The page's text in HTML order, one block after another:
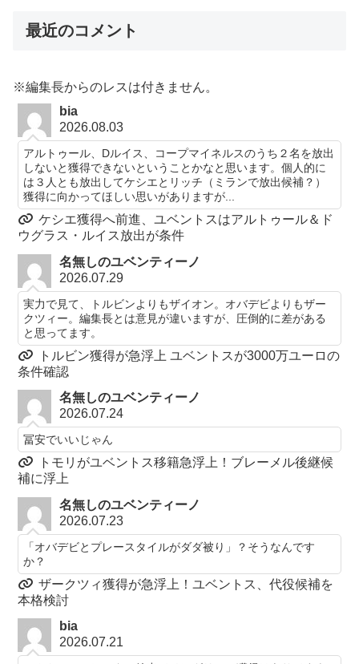
最近のコメント
※編集長からのレスは付きません。
bia
2026.08.03
アルトゥール、Dルイス、コープマイネルスのうち２名を放出
しないと獲得できないということかなと思います。個人的に
は３人とも放出してケシエとリッチ（ミランで放出候補？）
獲得に向かってほしい思いがありますが...
ケシエ獲得へ前進、ユベントスはアルトゥール＆ド
ウグラス・ルイス放出が条件
名無しのユベンティーノ
2026.07.29
実力で見て、トルビンよりもザイオン。オバデビよりもザー
クツィー。編集長とは意見が違いますが、圧倒的に差がある
と思ってます。
トルビン獲得が急浮上 ユベントスが3000万ユーロの
条件確認
名無しのユベンティーノ
2026.07.24
冨安でいいじゃん
トモリがユベントス移籍急浮上！ブレーメル後継候
補に浮上
名無しのユベンティーノ
2026.07.23
「オバデビとプレースタイルがダダ被り」？そうなんです
か？
ザークツィ獲得が急浮上！ユベントス、代役候補を
本格検討
bia
2026.07.21